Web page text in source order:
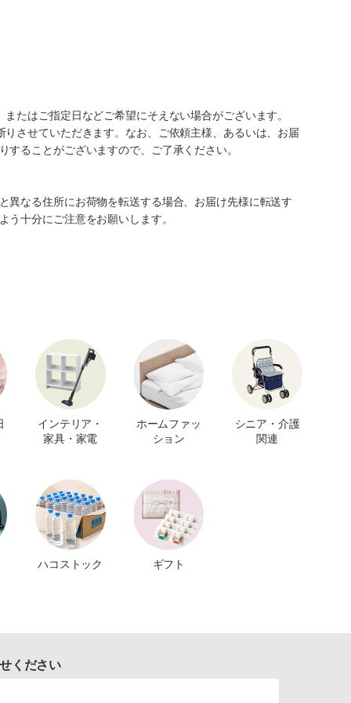
たはご指定日などご希望にそえない場合がございます。
させていただきます。なお、ご依頼主様、あるいは、お届
ることがございますので、ご了承ください。
異なる住所にお荷物を転送する場合、お届け先様に転送す
十分にご注意をお願いします。
インテリア・
家具・家電
ホームファッ
ション
シニア・介護
関連
ハコストック ギフト
ください